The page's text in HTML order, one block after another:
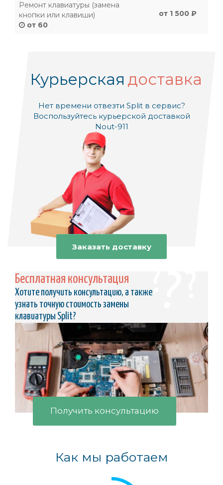
Ремонт клавиатуры (замена
кнопки или клавиши)
от 60
от 1 500 ₽
Курьерская доставка
Нет времени отвезти Split в сервис?
Воспользуйтесь курьерской доставкой
Nout-911
Заказать доставку
Бесплатная консультация
Хотите получить консультацию, а также
узнать точную стоимость замены
клавиатуры Split?
Получить консультацию
Как мы работаем